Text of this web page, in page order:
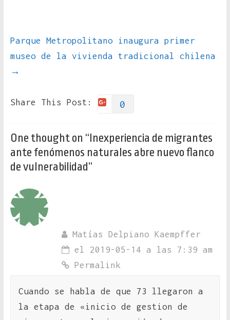
Parque Metropolitano inaugura primer
museo de la vivienda tradicional chilena
→
Share This Post: 0
One thought on “Inexperiencia de migrantes
ante fenómenos naturales abre nuevo flanco
de vulnerabilidad”
Matías Delpiano Kaempffer
el 2019-05-14 a las 7:39 am
Permalink
Cuando se habla de que 73 llegaron a
la etapa de «inicio de gestion de